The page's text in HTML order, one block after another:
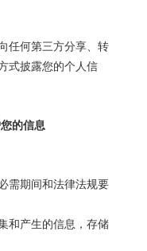
任何第三方分享、转
式披露您的个人信
的信息
需期间和法律法规要
和产生的信息，存储